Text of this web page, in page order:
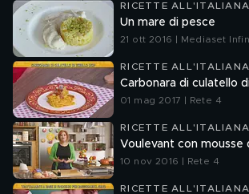
RICETTE ALL'ITALIANA
Un mare di pesce
21 ott 2016 | Mediaset
RICETTE ALL'ITALIANA
Carbonara di culatello
01 mag 2017 | Rete 4
RICETTE ALL'ITALIANA
Voulevant con mousse
10 nov 2016 | Rete 4
RICETTE ALL'ITALIANA